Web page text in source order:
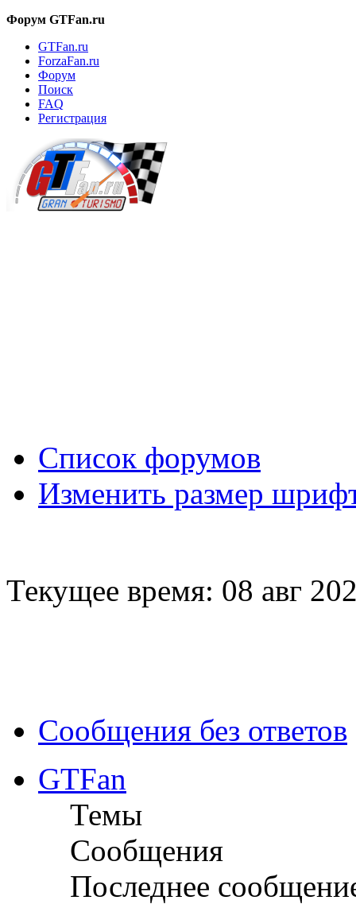
Форум GTFan.ru
GTFan.ru
ForzaFan.ru
Форум
Поиск
FAQ
Регистрация
Список форумов
Изменить размер
Текущее время: 08 авг
Сообщения без ответов
GTFan
Темы
Сообщения
Последнее